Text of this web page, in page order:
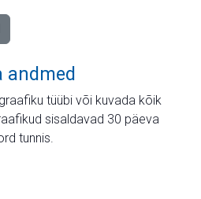
andmed
tüübi või kuvada kõik
sisaldavad 30 päeva
tunnis.